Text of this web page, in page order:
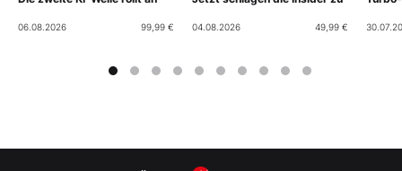
06.08.2026 99,99 € 04.08.2026 49,99 €